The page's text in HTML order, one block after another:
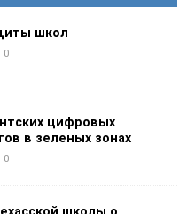
школ
0
цифровых
в зеленых зонах
0